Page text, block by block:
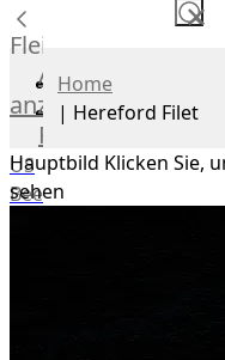
✕
Fleisch
Alle
anzeigen
Rind
US
Beef
Home
| Hereford Filet
Hauptbild Klicken Sie,
sehen